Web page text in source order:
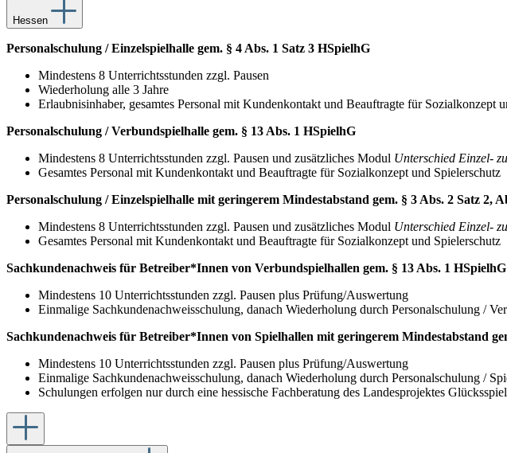
Hessen
Personalschulung / Einzelspielhalle gem. § 4 Abs. 1 Satz 3 HSpielhG
Mindestens 8 Unterrichtsstunden zzgl. Pausen
Wiederholung alle 3 Jahre
Erlaubnisinhaber, gesamtes Personal mit Kundenkontakt und Beauftragte für Sozialkonzept
Personalschulung / Verbundspielhalle gem. § 13 Abs. 1 HSpielhG
Mindestens 8 Unterrichtsstunden zzgl. Pausen und zusätzliches Modul Unterschied Einzel-
Gesamtes Personal mit Kundenkontakt und Beauftragte für Sozialkonzept und Spielerschutz
Personalschulung / Einzelspielhalle mit geringerem Mindestabstand gem. § 3 Abs. 2 Satz 2,
Mindestens 8 Unterrichtsstunden zzgl. Pausen und zusätzliches Modul Unterschied Einzel-
Gesamtes Personal mit Kundenkontakt und Beauftragte für Sozialkonzept und Spielerschutz
Sachkundenachweis für Betreiber*Innen von Verbundspielhallen gem. § 13 Abs. 1 HSpielhG
Mindestens 10 Unterrichtsstunden zzgl. Pausen plus Prüfung/Auswertung
Einmalige Sachkundenachweisschulung, danach Wiederholung durch Personalschulung /
Sachkundenachweis für Betreiber*Innen von Spielhallen mit geringerem Mindestabstand
Mindestens 10 Unterrichtsstunden zzgl. Pausen plus Prüfung/Auswertung
Einmalige Sachkundenachweisschulung, danach Wiederholung durch Personalschulung /
Schulungen erfolgen nur durch eine hessische Fachberatung des Landesprojektes